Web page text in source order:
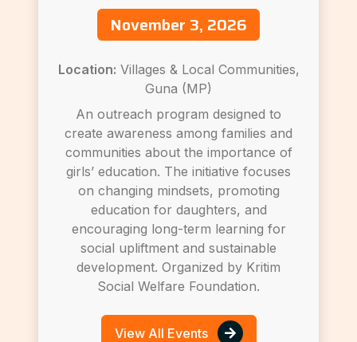
November 3, 2026
Location: Villages & Local Communities,
Guna (MP)
An outreach program designed to
create awareness among families and
communities about the importance of
girls’ education. The initiative focuses
on changing mindsets, promoting
education for daughters, and
encouraging long-term learning for
social upliftment and sustainable
development. Organized by Kritim
Social Welfare Foundation.
View All Events